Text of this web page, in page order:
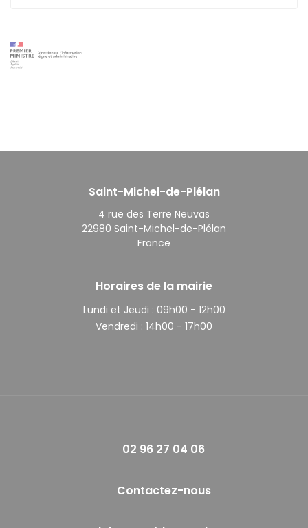
Saint-Michel-de-Plélan
4 rue des Terre Neuvas
22980 Saint-Michel-de-Plélan
France
Horaires de la mairie
Lundi et Jeudi : 09h00 - 12h00
Vendredi : 14h00 - 17h00
02 96 27 04 06
Contactez-nous